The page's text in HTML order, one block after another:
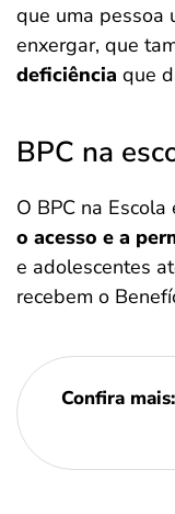
que uma pessoa
enxergar, que
deficiência que
BPC na
O BPC na
o acesso e a
e adolescentes
recebem o
Confira mais: